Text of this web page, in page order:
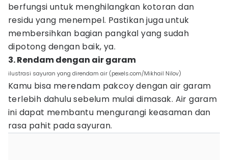
berfungsi untuk menghilangkan kotoran dan
residu yang menempel. Pastikan juga untuk
membersihkan bagian pangkal yang sudah
dipotong dengan baik, ya.
3. Rendam dengan air garam
ilustrasi sayuran yang direndam air (pexels.com/Mikhail Nilov)
Kamu bisa merendam pakcoy dengan air garam
terlebih dahulu sebelum mulai dimasak. Air garam
ini dapat membantu mengurangi keasaman dan
rasa pahit pada sayuran.